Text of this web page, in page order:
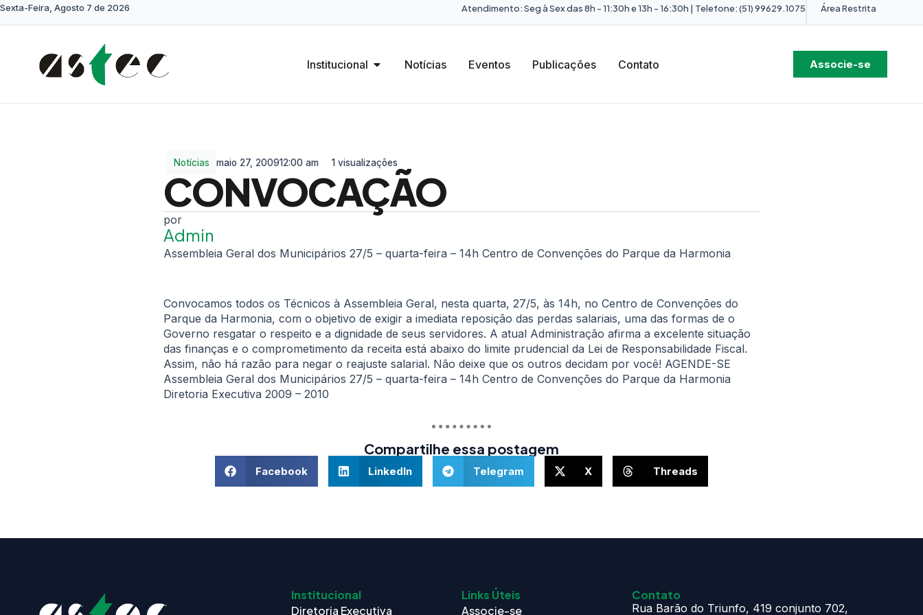
Sexta-Feira, Agosto 7 de 2026 Atendimento: Seg à Sex das 8h - 11:30h e 13h - 16:30h | Telefone: (51) 99629.1075 Área Restrita
Institucional Notícias Eventos Publicações Contato Associe-se
Notícias maio 27, 200912:00 am 1 visualizações
CONVOCAÇÃO
Admin
Assembleia Geral dos Municipários 27/5 – quarta-feira – 14h Centro de Convenções do Parque da Harmonia
Convocamos todos os Técnicos à Assembleia Geral, nesta quarta, 27/5, às 14h, no Centro de Convenções do
Parque da Harmonia, com o objetivo de exigir a imediata reposição das perdas salariais, uma das formas de o
Governo resgatar o respeito e a dignidade de seus servidores. A atual Administração afirma a excelente situação
das finanças e o comprometimento da receita está abaixo do limite prudencial da Lei de Responsabilidade Fiscal.
Assim, não há razão para negar o reajuste salarial. Não deixe que os outros decidam por você! AGENDE-SE
Assembleia Geral dos Municipários 27/5 – quarta-feira – 14h Centro de Convenções do Parque da Harmonia
Diretoria Executiva 2009 – 2010
Compartilhe essa postagem
Facebook LinkedIn Telegram X Threads
Institucional
Diretoria Executiva
Links Úteis
Associe-se
Contato
Rua Barão do Triunfo, 419 conjunto 702,